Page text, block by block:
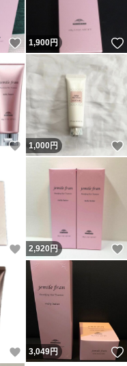
いいね！
1,900円
いいね！
1,000円
いいね！
2,920円
いいね！
3,049円